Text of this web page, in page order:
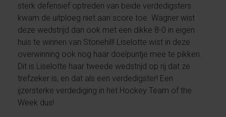
sterk defensief optreden van beide verdedigsters
kwam de uitploeg niet aan score toe. Wagner wist
deze wedstrijd dan ook met een dikke 8-0 in eigen
huis te winnen van Stonehill! Liselotte wist in deze
overwinning ook nog haar doelpuntje mee te pikken.
Dit is Liselotte haar tweede wedstrijd op rij dat ze
trefzeker is, en dat als een verdedigster! Een
ijzersterke verdediging in het Hockey Team of the
Week dus!